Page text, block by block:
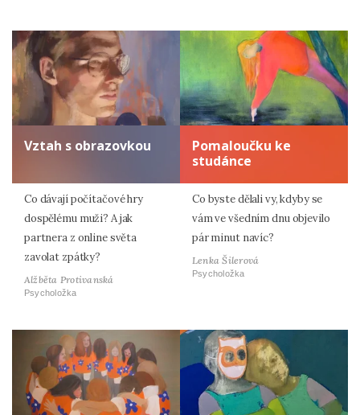
Vztah s obrazovkou
Co dávají počítačové hry
dospělému muži? A jak
partnera z online světa
zavolat zpátky?
Alžběta Protivanská
Psycholožka
Pomaloučku ke
studánce
Co byste dělali vy, kdyby se
vám ve všedním dnu objevilo
pár minut navíc?
Lenka Šilerová
Psycholožka